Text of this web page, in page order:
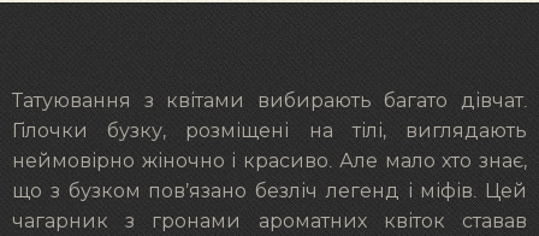
Татуювання з квітами вибирають багато дівчат.
Гілочки бузку, розміщені на тілі, виглядають
неймовірно жіночно і красиво. Але мало хто знає,
що з бузком пов’язано безліч легенд і міфів. Цей
чагарник з гронами ароматних квіток ставав